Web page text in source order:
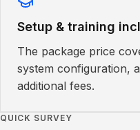
Setup & training
The package price
system configuration,
additional fees.
QUICK SURVEY